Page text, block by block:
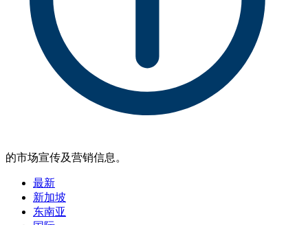
的市场宣传及营销信息。
最新
新加坡
东南亚